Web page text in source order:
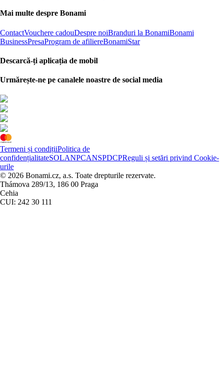
Mai multe despre Bonami
ContactVouchere cadouDespre noiBranduri la BonamiBonami
BusinessPresaProgram de afiliereBonamiStar
Descarcă-ți aplicația de mobil
Urmărește-ne pe canalele noastre de social media
Termeni și condițiiPolitica de
confidențialitateSOLANPCANSPDCPReguli și setări privind Cookie-
urile
© 2026 Bonami.cz, a.s. Toate drepturile rezervate.
Thámova 289/13, 186 00 Praga
Cehia
CUI: 242 30 111